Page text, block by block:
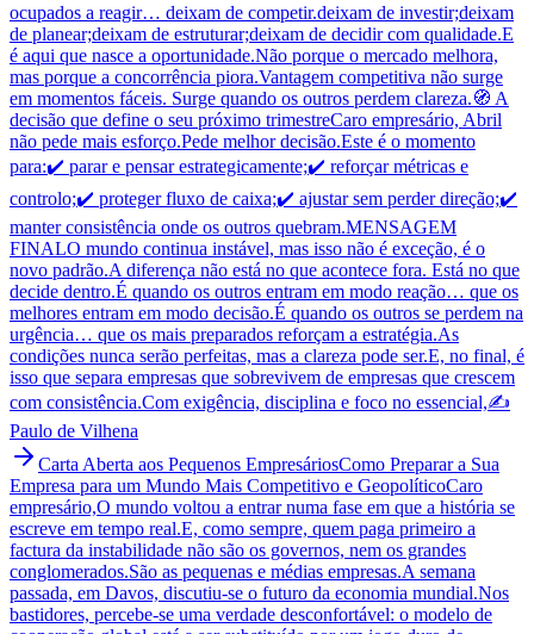
ocupados a reagir… deixam de competir.deixam de investir;deixam
de planear;deixam de estruturar;deixam de decidir com qualidade.E
é aqui que nasce a oportunidade.Não porque o mercado melhora,
mas porque a concorrência piora.Vantagem competitiva não surge
em momentos fáceis. Surge quando os outros perdem clareza.🧭 A
decisão que define o seu próximo trimestreCaro empresário, Abril
não pede mais esforço.Pede melhor decisão.Este é o momento
para:✔️ parar e pensar estrategicamente;✔️ reforçar métricas e
controlo;✔️ proteger fluxo de caixa;✔️ ajustar sem perder direção;✔️
manter consistência onde os outros quebram.MENSAGEM
FINALO mundo continua instável, mas isso não é exceção, é o
novo padrão.A diferença não está no que acontece fora. Está no que
decide dentro.É quando os outros entram em modo reação… que os
melhores entram em modo decisão.É quando os outros se perdem na
urgência… que os mais preparados reforçam a estratégia.As
condições nunca serão perfeitas, mas a clareza pode ser.E, no final, é
isso que separa empresas que sobrevivem de empresas que crescem
com consistência.Com exigência, disciplina e foco no essencial,✍️
Paulo de Vilhena
Carta Aberta aos Pequenos EmpresáriosComo Preparar a Sua
Empresa para um Mundo Mais Competitivo e GeopolíticoCaro
empresário,O mundo voltou a entrar numa fase em que a história se
escreve em tempo real.E, como sempre, quem paga primeiro a
factura da instabilidade não são os governos, nem os grandes
conglomerados.São as pequenas e médias empresas.A semana
passada, em Davos, discutiu-se o futuro da economia mundial.Nos
bastidores, percebe-se uma verdade desconfortável: o modelo de